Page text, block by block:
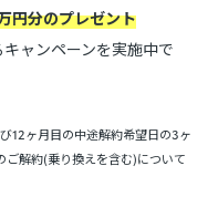
円分のプレゼント
キャンペーンを実施中で
12ヶ月目の中途解約希望日の3ヶ
解約(乗り換えを含む)について